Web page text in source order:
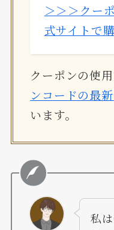
＞＞＞クー
式サイトで
クーポンの使用
ンコードの最
います。
私